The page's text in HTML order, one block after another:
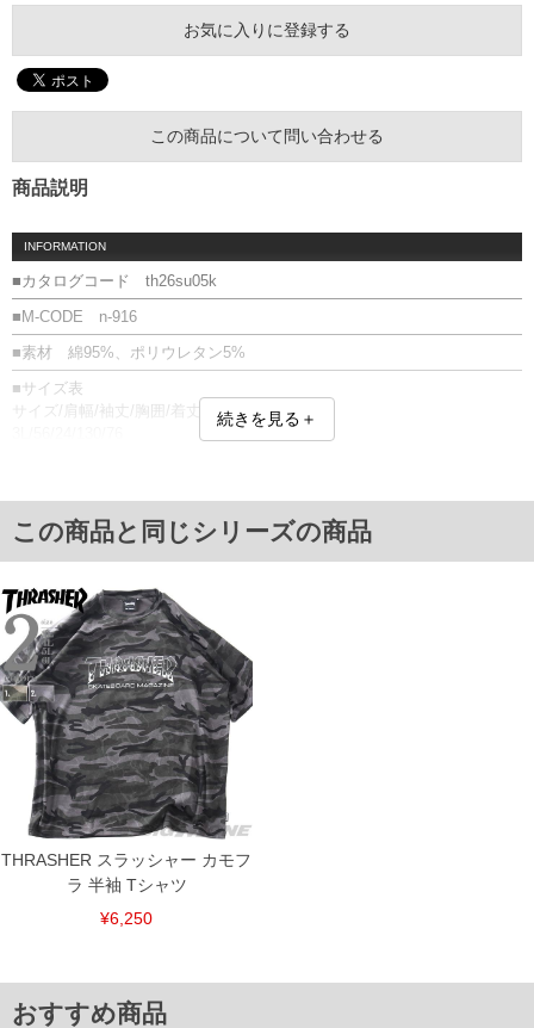
お気に入りに登録する
この商品について問い合わせる
商品説明
INFORMATION
■カタログコード th26su05k
■M-CODE n-916
■素材 綿95%、ポリウレタン5%
■サイズ表
サイズ/肩幅/袖丈/胸囲/着丈
6L/65/27/154/79
単位はcm
※【返品交換について】
下着(肌着)やワイシャツは商品の性質上、返品交換不可とさせて頂いております。予め
ご了承くださいませ。
※【ボトムの裾上げをご希望の場合】
裾上げ料金は500円+税となります。
備考欄に股下●cmとご記入下さい。（裾上げ無料対象商品は1本につき税込6,000円以
上の品が対象。1本5,999円以下の商品は有料（500円+税）となります。）
出荷まで約1週間～20日間程お時間を頂く場合がございます。
尚、裾上げした商品は返品・交換不可となりますので、予めご了承下さい。
一部、お直しに対応出来ない商品がございます。(例：裾にファスナーや調節ひもが付
いている、極端なデザインが施されている等)
※商品によって若干のサイズの誤差がございます。また、お客様がご使用の環境（コ
ンピュータ画面）によって、商品の色味が若干異なる場合がございます。予めご了承
ください。
※当店での掲載商品は、実店鋪と在庫を共用しておりますので店頭での売り違い、店
舗からのお取り寄せ等により、お客様にご迷惑をお掛けしてしまう場合がございま
す。そのようなことがない様最大限に努めておりますが、もしあった場合速やかにご
連絡させて頂きますので予めご了承ください。
ITEM INTRODUCTION
続きを見る＋
この商品と同じシリーズの商品
THRASHER スラッシャー カモフ
ラ 半袖 Tシャツ
¥6,250
おすすめ商品